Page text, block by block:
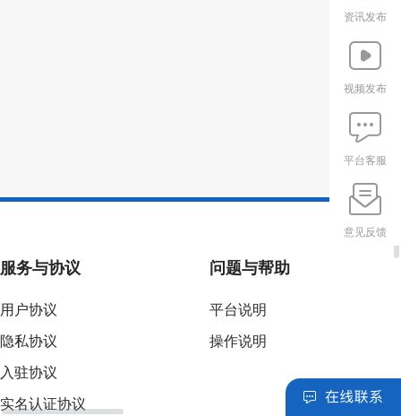
资讯发布
视频发布
平台客服
意见反馈
服务与协议
用户协议
隐私协议
入驻协议
实名认证协议
问题与帮助
平台说明
操作说明